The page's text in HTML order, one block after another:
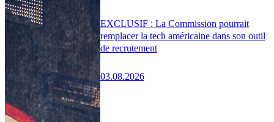
EXCLUSIF : La Commission pourrait
remplacer la tech américaine dans son outil
de recrutement
03.08.2026